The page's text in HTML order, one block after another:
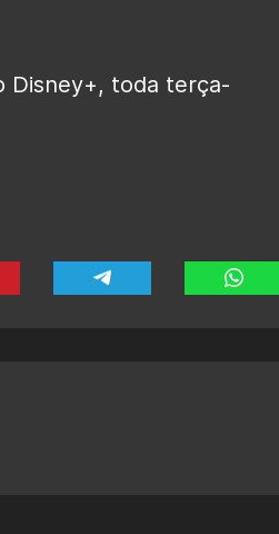
Disney+, toda terça-